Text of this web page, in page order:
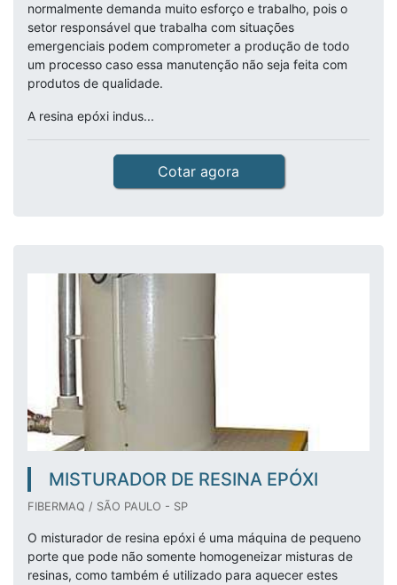
normalmente demanda muito esforço e trabalho, pois o
setor responsável que trabalha com situações
emergenciais podem comprometer a produção de todo
um processo caso essa manutenção não seja feita com
produtos de qualidade.
A resina epóxi indus...
Cotar agora
MISTURADOR DE RESINA EPÓXI
FIBERMAQ / SÃO PAULO - SP
O misturador de resina epóxi é uma máquina de pequeno
porte que pode não somente homogeneizar misturas de
resinas, como também é utilizado para aquecer estes